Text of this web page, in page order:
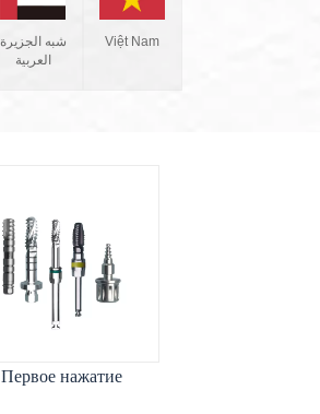
شبه الجزيرة
العربية
Việt Nam
Первое нажатие